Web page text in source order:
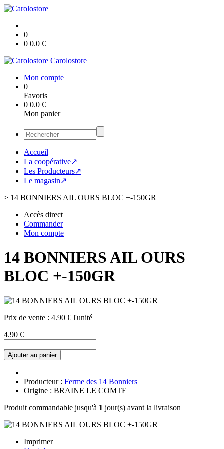
0
0 0.0 €
Carolostore
Mon compte
0
Favoris
0 0.0 €
Mon panier
Accueil
La coopérative↗
Les Producteurs↗
Le magasin↗
> 14 BONNIERS AIL OURS BLOC +-150GR
Accès direct
Commander
Mon compte
14 BONNIERS AIL OURS
BLOC +-150GR
Prix de vente : 4.90 € l'unité
4.90 €
Ajouter au panier
Producteur : Ferme des 14 Bonniers
Origine : BRAINE LE COMTE
Produit commandable jusqu'à 1 jour(s) avant la livraison
Imprimer